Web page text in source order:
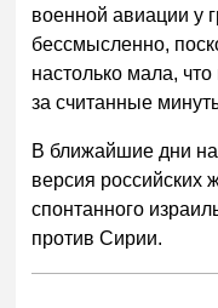
военной авиации у
бессмысленно,
настолько мала,
за считанные
В ближайшие дни
версия российских
спонтанного
против Сирии.